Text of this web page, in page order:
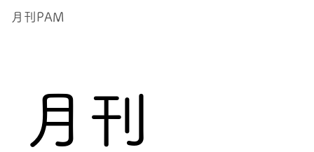
月刊PAM
月刊